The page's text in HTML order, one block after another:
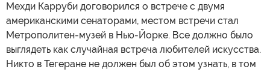
Мехди Карруби договорился о встрече с двумя
американскими сенаторами, местом встречи стал
Метрополитен-музей в Нью-Йорке. Все должно было
выглядеть как случайная встреча любителей искусства.
Никто в Тегеране не должен был об этом узнать, в том